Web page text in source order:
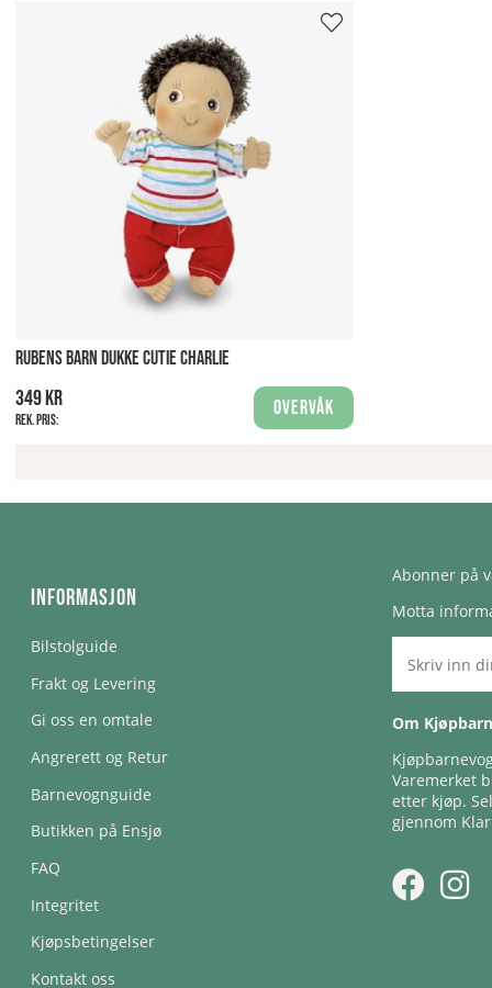
RUBENS BARN DUKKE CUTIE CHARLIE
349 kr
Rek. pris:
Overvåk
Informasjon
Bilstolguide
Frakt og Levering
Gi oss en omtale
Angrerett og Retur
Barnevognguide
Butikken på Ensjø
FAQ
Integritet
Kjøpsbetingelser
Kontakt oss
Abonner på
Motta
Om
Varemerket
etter kjøp.
gjennom